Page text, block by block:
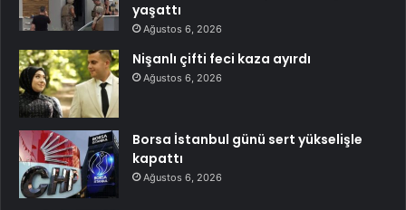
yaşattı
Ağustos 6, 2026
Nişanlı çifti feci kaza ayırdı
Ağustos 6, 2026
Borsa İstanbul günü sert yükselişle
kapattı
Ağustos 6, 2026